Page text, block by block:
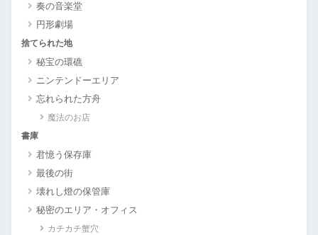
奏の音楽堂
円形劇場
捨てられた地
秘宝の環礁
ニンテンドーエリア
忘れられた方舟
魔法のお店
書庫
君憶う保存庫
最後の街
壊れし燈の保管庫
秘密のエリア・オフィス
カチカチ蟹穴